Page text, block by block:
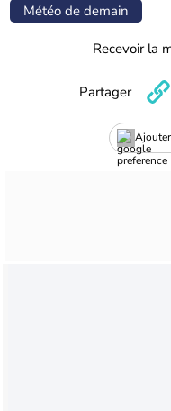
Météo de demain
Recevoir la
Partager